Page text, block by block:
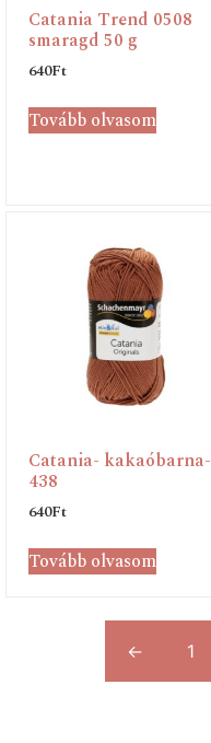
Catania Trend 0508
smaragd 50 g
640Ft
Tovább olvasom
Catania- kakaóbarna-
438
640Ft
Tovább olvasom
← 1